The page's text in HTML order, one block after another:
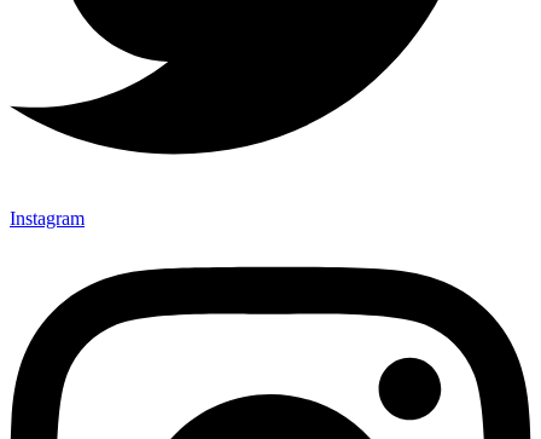
Instagram